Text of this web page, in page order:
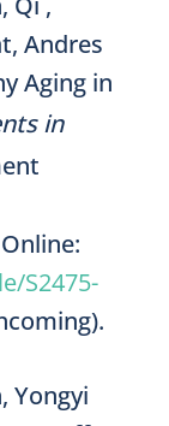
Andres
Aging in
in
S2475-
Yongyi